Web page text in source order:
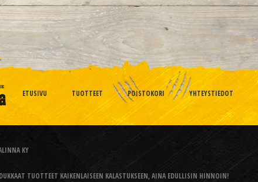
ETUSIVU TUOTTEET POISTOKORI YHTEYSTIEDOT
KY
TUOTTEET KAIKENLAISEEN KALASTUKSEEN, AINA EDULLISIN HINNOIN!